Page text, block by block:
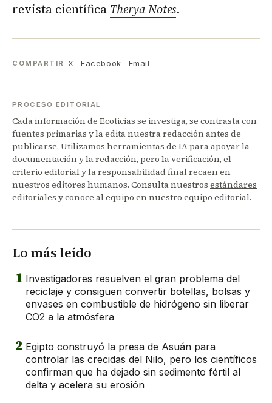
revista científica Therya Notes.
COMPARTIR X Facebook Email
PROCESO EDITORIAL
Cada información de Ecoticias se investiga, se contrasta con
fuentes primarias y la edita nuestra redacción antes de
publicarse. Utilizamos herramientas de IA para apoyar la
documentación y la redacción, pero la verificación, el
criterio editorial y la responsabilidad final recaen en
nuestros editores humanos. Consulta nuestros estándares
editoriales y conoce al equipo en nuestro equipo editorial.
Lo más leído
1 Investigadores resuelven el gran problema del
reciclaje y consiguen convertir botellas, bolsas y
envases en combustible de hidrógeno sin liberar
CO2 a la atmósfera
2 Egipto construyó la presa de Asuán para
controlar las crecidas del Nilo, pero los científicos
confirman que ha dejado sin sedimento fértil al
delta y acelera su erosión